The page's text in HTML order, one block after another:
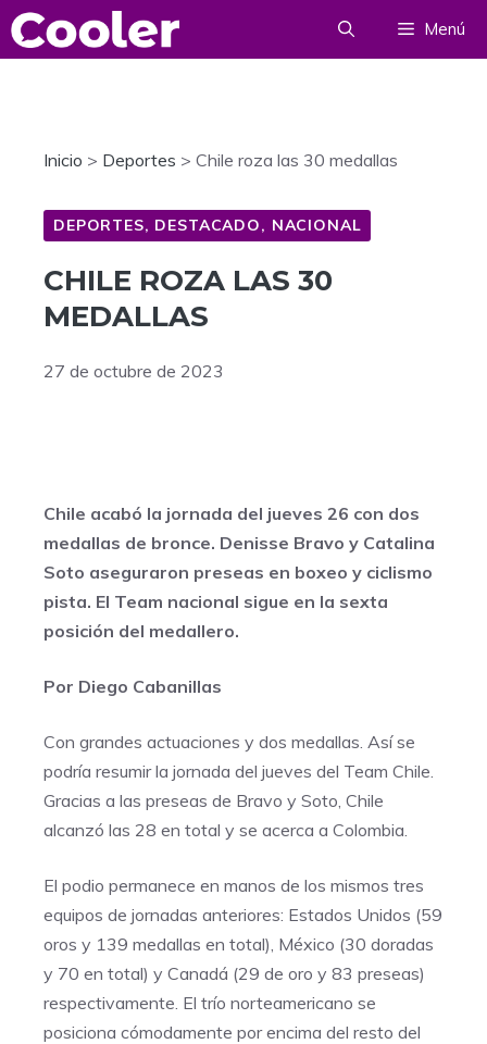
Saltar
al
Menú
Inicio > Deportes > Chile roza las 30 medallas
DEPORTES, DESTACADO, NACIONAL
CHILE ROZA LAS 30
MEDALLAS
27 de octubre de 2023
Chile acabó la jornada del jueves 26 con dos
medallas de bronce. Denisse Bravo y Catalina
Soto aseguraron preseas en boxeo y ciclismo
pista. El Team nacional sigue en la sexta
posición del medallero.
Por Diego Cabanillas
Con grandes actuaciones y dos medallas. Así se
podría resumir la jornada del jueves del Team Chile.
Gracias a las preseas de Bravo y Soto, Chile
alcanzó las 28 en total y se acerca a Colombia.
El podio permanece en manos de los mismos tres
equipos de jornadas anteriores: Estados Unidos (59
oros y 139 medallas en total), México (30 doradas
y 70 en total) y Canadá (29 de oro y 83 preseas)
respectivamente. El trío norteamericano se
posiciona cómodamente por encima del resto del